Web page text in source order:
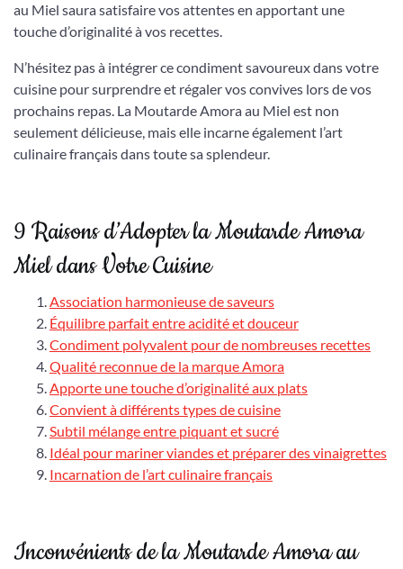
au Miel saura satisfaire vos attentes en apportant une
touche d’originalité à vos recettes.
N’hésitez pas à intégrer ce condiment savoureux dans votre
cuisine pour surprendre et régaler vos convives lors de vos
prochains repas. La Moutarde Amora au Miel est non
seulement délicieuse, mais elle incarne également l’art
culinaire français dans toute sa splendeur.
9 Raisons d’Adopter la Moutarde Amora
Miel dans Votre Cuisine
Association harmonieuse de saveurs
Équilibre parfait entre acidité et douceur
Condiment polyvalent pour de nombreuses recettes
Qualité reconnue de la marque Amora
Apporte une touche d’originalité aux plats
Convient à différents types de cuisine
Subtil mélange entre piquant et sucré
Idéal pour mariner viandes et préparer des vinaigrettes
Incarnation de l’art culinaire français
Inconvénients de la Moutarde Amora au